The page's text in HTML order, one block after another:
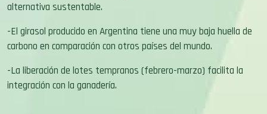
alternativa sustentable.
-El girasol producido en Argentina tiene una muy baja huella de
carbono en comparación con otros países del mundo.
-La liberación de lotes tempranos (febrero-marzo) facilita la
integración con la ganadería.